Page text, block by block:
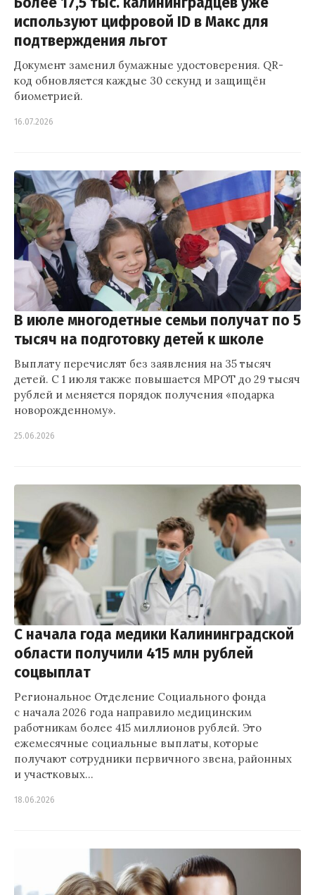
используют цифровой ID в Макс для
подтверждения льгот
Документ заменил бумажные удостоверения. QR-
код обновляется каждые 30 секунд и защищён
биометрией.
16.07.2026
В июле многодетные семьи получат по 5
тысяч на подготовку детей к школе
Выплату перечислят без заявления на 35 тысяч
детей. С 1 июля также повышается МРОТ до 29 тысяч
рублей и меняется порядок получения «подарка
новорожденному».
25.06.2026
С начала года медики Калининградской
области получили 415 млн рублей
соцвыплат
Региональное Отделение Социального фонда
с начала 2026 года направило медицинским
работникам более 415 миллионов рублей. Это
ежемесячные социальные выплаты, которые
получают сотрудники первичного звена, районных
и участковых…
18.06.2026